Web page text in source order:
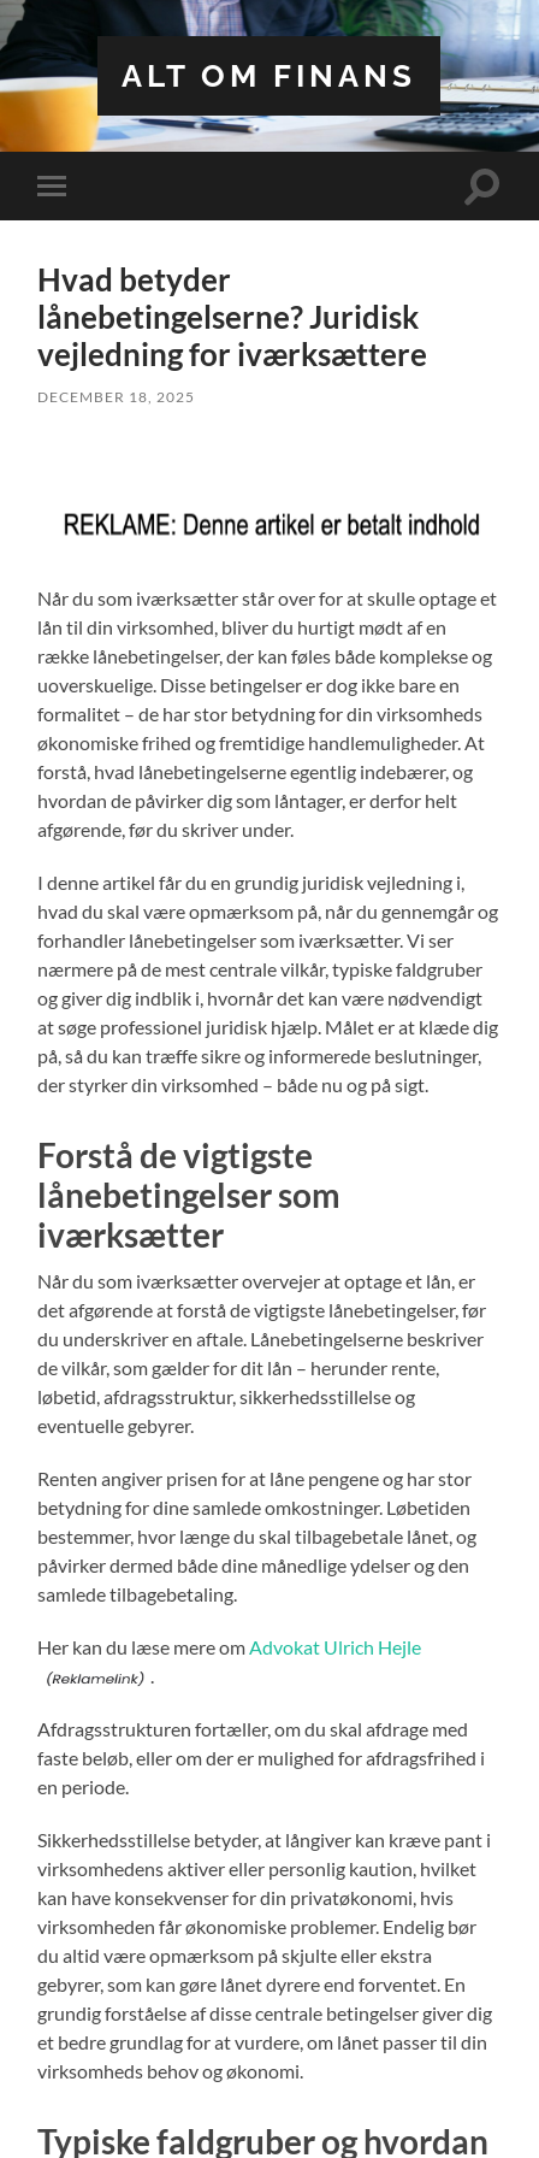
ALT OM FINANS
Toggle
mobile
Toggle
Hvad betyder
lånebetingelserne? Juridisk
vejledning for iværksættere
DECEMBER 18, 2025
Når du som iværksætter står over for at skulle optage et
lån til din virksomhed, bliver du hurtigt mødt af en
række lånebetingelser, der kan føles både komplekse og
uoverskuelige. Disse betingelser er dog ikke bare en
formalitet – de har stor betydning for din virksomheds
økonomiske frihed og fremtidige handlemuligheder. At
forstå, hvad lånebetingelserne egentlig indebærer, og
hvordan de påvirker dig som låntager, er derfor helt
afgørende, før du skriver under.
I denne artikel får du en grundig juridisk vejledning i,
hvad du skal være opmærksom på, når du gennemgår og
forhandler lånebetingelser som iværksætter. Vi ser
nærmere på de mest centrale vilkår, typiske faldgruber
og giver dig indblik i, hvornår det kan være nødvendigt
at søge professionel juridisk hjælp. Målet er at klæde dig
på, så du kan træffe sikre og informerede beslutninger,
der styrker din virksomhed – både nu og på sigt.
Forstå de vigtigste
lånebetingelser som
iværksætter
Når du som iværksætter overvejer at optage et lån, er
det afgørende at forstå de vigtigste lånebetingelser, før
du underskriver en aftale. Lånebetingelserne beskriver
de vilkår, som gælder for dit lån – herunder rente,
løbetid, afdragsstruktur, sikkerhedsstillelse og
eventuelle gebyrer.
Renten angiver prisen for at låne pengene og har stor
betydning for dine samlede omkostninger. Løbetiden
bestemmer, hvor længe du skal tilbagebetale lånet, og
påvirker dermed både dine månedlige ydelser og den
samlede tilbagebetaling.
Her kan du læse mere om Advokat Ulrich Hejle
Afdragsstrukturen fortæller, om du skal afdrage med
faste beløb, eller om der er mulighed for afdragsfrihed i
en periode.
Sikkerhedsstillelse betyder, at långiver kan kræve pant i
virksomhedens aktiver eller personlig kaution, hvilket
kan have konsekvenser for din privatøkonomi, hvis
virksomheden får økonomiske problemer. Endelig bør
du altid være opmærksom på skjulte eller ekstra
gebyrer, som kan gøre lånet dyrere end forventet. En
grundig forståelse af disse centrale betingelser giver dig
et bedre grundlag for at vurdere, om lånet passer til din
virksomheds behov og økonomi.
Typiske faldgruber og hvordan